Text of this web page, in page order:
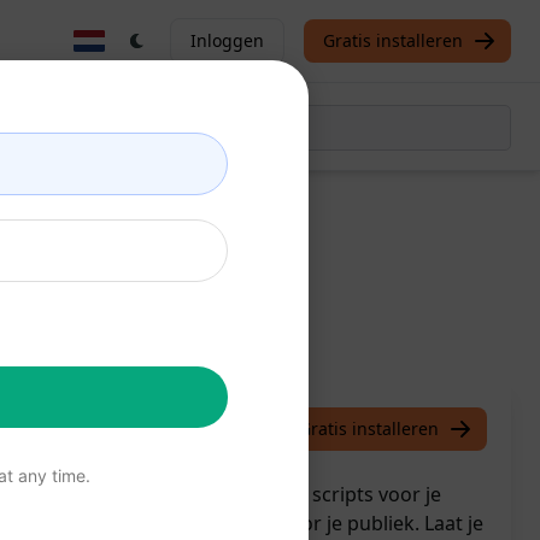
Inloggen Gratis installeren
Gratis installeren
maak je eenvoudig scripts voor je
en creëer boeiende content voor je publiek. Laat je
any time.